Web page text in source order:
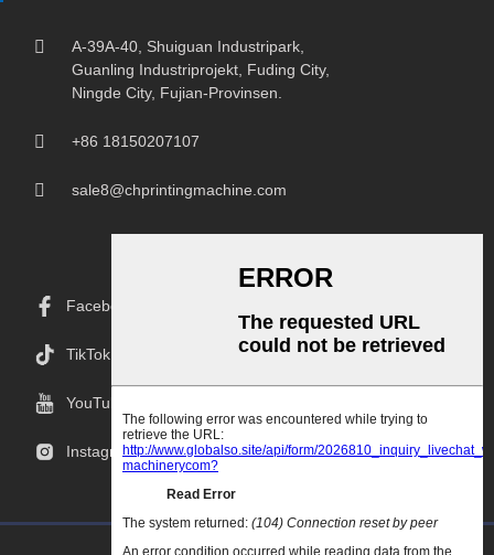
A-39A-40, Shuiguan Industripark,
Guanling Industriprojekt, Fuding City,
Ningde City, Fujian-Provinsen.
+86 18150207107
sale8@chprintingmachine.com
Facebook
TikTok
YouTube
Instagram